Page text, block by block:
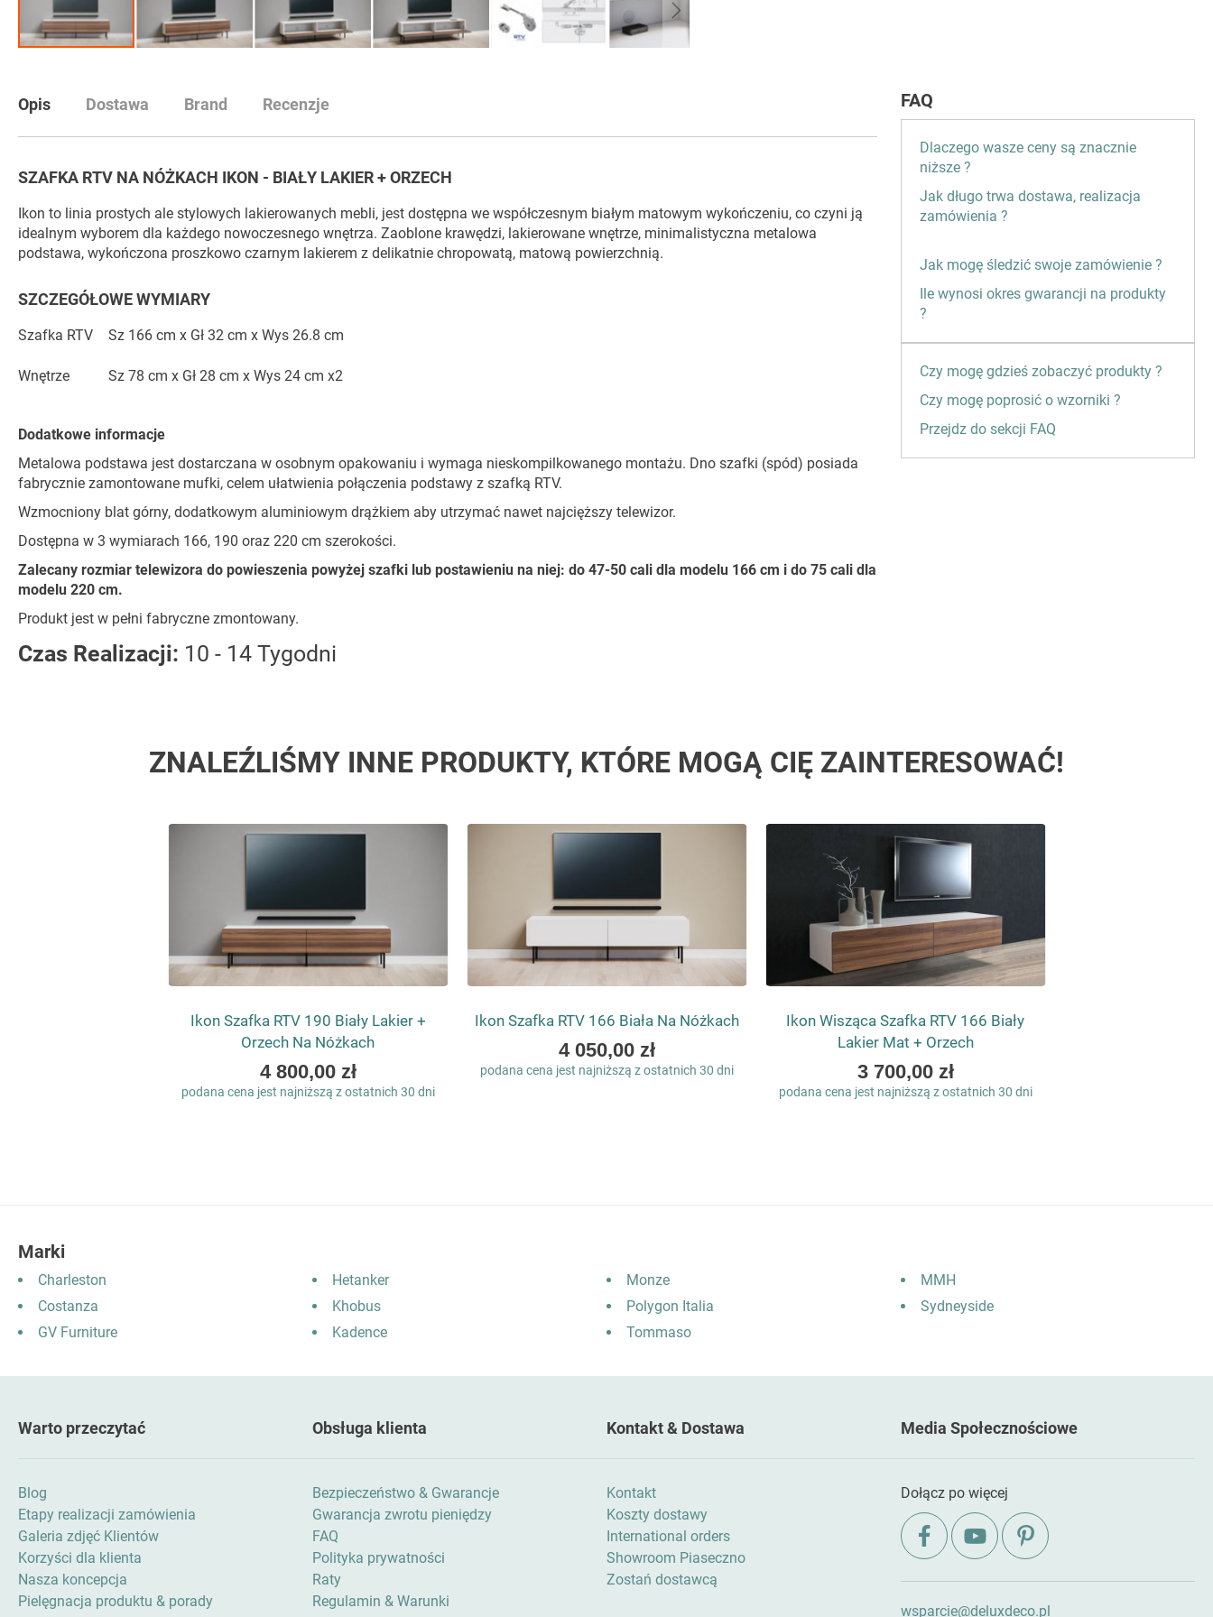
początek
galerii
Opis
SZAFKA RTV NA NÓŻKACH IKON - BIAŁY LAKIER + ORZECH
Ikon to linia prostych ale stylowych lakierowanych mebli, jest dostępna we współczesnym białym matowym wykończeniu, co czyni ją
idealnym wyborem dla każdego nowoczesnego wnętrza. Zaoblone krawędzi, lakierowane wnętrze, minimalistyczna metalowa
podstawa, wykończona proszkowo czarnym lakierem z delikatnie chropowatą, matową powierzchnią.
SZCZEGÓŁOWE WYMIARY
Szafka RTV Sz 166 cm x Gł 32 cm x Wys 26.8 cm
Wnętrze Sz 78 cm x Gł 28 cm x Wys 24 cm x2
Dodatkowe informacje
Metalowa podstawa jest dostarczana w osobnym opakowaniu i wymaga nieskompilkowanego montażu. Dno szafki (spód) posiada
fabrycznie zamontowane mufki, celem ułatwienia połączenia podstawy z szafką RTV.
Wzmocniony blat górny, dodatkowym aluminiowym drążkiem aby utrzymać nawet najcięższy telewizor.
Dostępna w 3 wymiarach 166, 190 oraz 220 cm szerokości.
Zalecany rozmiar telewizora do powieszenia powyżej szafki lub postawieniu na niej: do 47-50 cali dla modelu 166 cm i do 75 cali dla
modelu 220 cm.
Produkt jest w pełni fabryczne zmontowany.
Czas Realizacji: 10 - 14 Tygodni
Dostawa Brand Recenzje FAQ
Dlaczego wasze ceny są znacznie
niższe ?
Jak długo trwa dostawa, realizacja
zamówienia ?
Jak mogę śledzić swoje zamówienie ?
Ile wynosi okres gwarancji na produkty
?
Czy mogę gdzieś zobaczyć produkty ?
Czy mogę poprosić o wzorniki ?
Przejdz do sekcji FAQ
ZNALEŹLIŚMY INNE PRODUKTY, KTÓRE MOGĄ CIĘ ZAINTERESOWAĆ!
Ikon Szafka RTV 190 Biały Lakier +
Orzech Na Nóżkach
4 800,00 zł
podana cena jest najniższą z ostatnich 30 dni
Ikon Szafka RTV 166 Biała Na Nóżkach
4 050,00 zł
podana cena jest najniższą z ostatnich 30 dni
Ikon Wisząca Szafka RTV 166 Biały
Lakier Mat + Orzech
3 700,00 zł
podana cena jest najniższą z ostatnich 30 dni
Marki
Charleston
Costanza
GV Furniture
Hetanker
Khobus
Kadence
Monze
Polygon Italia
Tommaso
MMH
Sydneyside
Warto przeczytać
Blog
Etapy realizacji zamówienia
Galeria zdjęć Klientów
Korzyści dla klienta
Nasza koncepcja
Pielęgnacja produktu & porady
Obsługa klienta
Bezpieczeństwo & Gwarancje
Gwarancja zwrotu pieniędzy
FAQ
Polityka prywatności
Raty
Regulamin & Warunki
Kontakt & Dostawa
Kontakt
Koszty dostawy
International orders
Showroom Piaseczno
Zostań dostawcą
Media Społecznościowe
Dołącz po więcej
wsparcie@deluxdeco.pl